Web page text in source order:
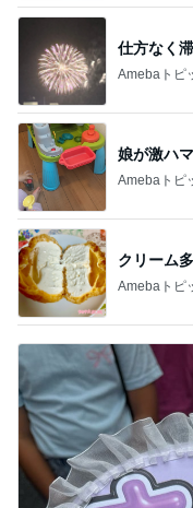
仕方なく
Amebaトピ
娘が激ハ
Amebaトピ
クリーム
Amebaトピ